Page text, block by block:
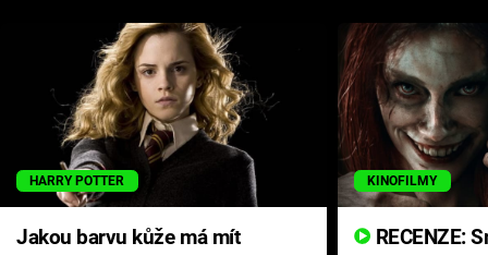
HARRY POTTER
Jakou barvu kůže má mít
KINOFILMY